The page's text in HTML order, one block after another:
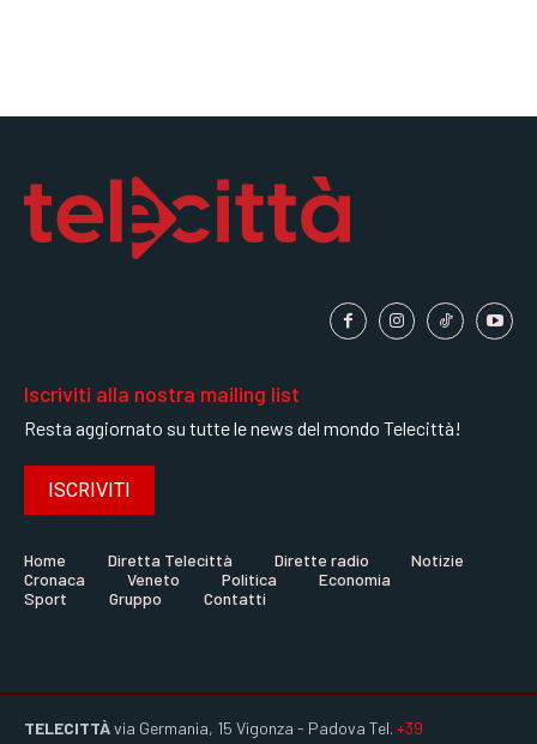
Iscriviti alla nostra mailing list
Resta aggiornato su tutte le news del mondo Telecittà!
ISCRIVITI
Home Diretta Telecittà Dirette radio
Notizie
Cronaca
Veneto Politica
Economia
Sport
Gruppo Contatti
TELECITTÀvia Germania, 15 Vigonza - Padova Tel. +39